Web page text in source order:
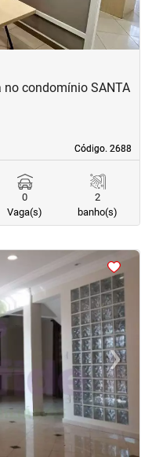
Código. 2688
Código. 2688
condomínio SANTA
0
Vaga(s)
2
banho(s)
›Next